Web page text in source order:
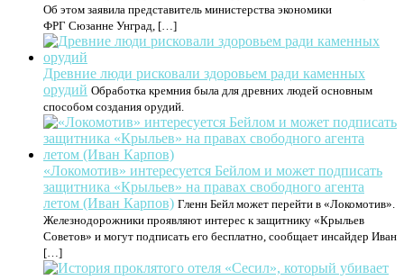
Об этом заявила представитель министерства экономики
ФРГ Сюзанне Унград, […]
Древние люди рисковали здоровьем ради каменных
орудий Обработка кремния была для древних людей основным
способом создания орудий.
«Локомотив» интересуется Бейлом и может подписать
защитника «Крыльев» на правах свободного агента
летом (Иван Карпов) Гленн Бейл может перейти в «Локомотив».
Железнодорожники проявляют интерес к защитнику «Крыльев
Советов» и могут подписать его бесплатно, сообщает инсайдер Иван
[…]